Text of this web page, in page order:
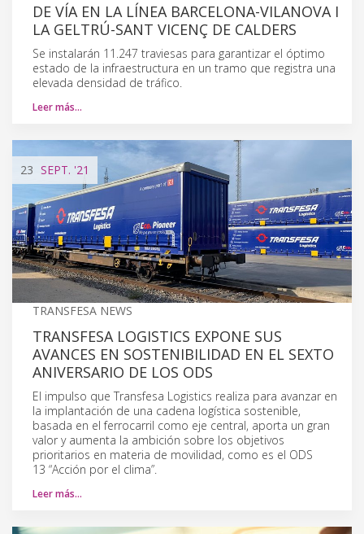
DE VÍA EN LA LÍNEA BARCELONA-VILANOVA I
LA GELTRÚ-SANT VICENÇ DE CALDERS
Se instalarán 11.247 traviesas para garantizar el óptimo
estado de la infraestructura en un tramo que registra una
elevada densidad de tráfico.
Leer más…
23 SEPT. '21
TRANSFESA NEWS
TRANSFESA LOGISTICS EXPONE SUS
AVANCES EN SOSTENIBILIDAD EN EL SEXTO
ANIVERSARIO DE LOS ODS
El impulso que Transfesa Logistics realiza para avanzar en
la implantación de una cadena logística sostenible,
basada en el ferrocarril como eje central, aporta un gran
valor y aumenta la ambición sobre los objetivos
prioritarios en materia de movilidad, como es el ODS
13 “Acción por el clima”.
Leer más…